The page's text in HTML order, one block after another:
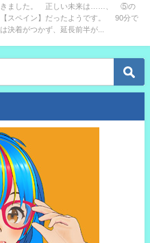
きました。 正しい未来は……、 ⑤の
【スペイン】だったようです。 90分で
は決着がつかず、延長前半が...